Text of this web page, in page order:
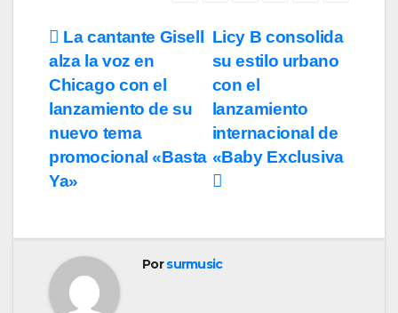
Navegación
de
entradas
Licy B consolida
su estilo urbano
con el
lanzamiento
internacional de
«Baby Exclusiva
La cantante Gisell
alza la voz en
Chicago con el
lanzamiento de su
nuevo tema
promocional «Basta
Ya»
Porsurmusic